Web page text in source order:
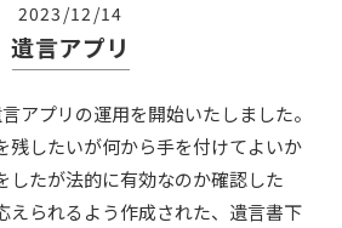
2023/12/14
遺言アプリ
アプリの運用を開始いたしました。
残したいが何から手を付けてよいか
したが法的に有効なのか確認した
えられるよう作成された、遺言書下